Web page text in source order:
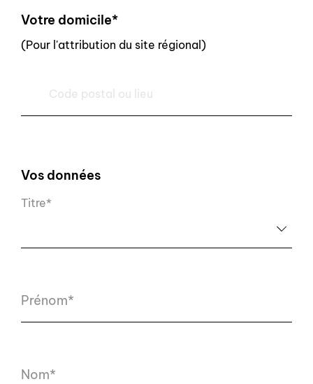
Votre domicile*
(Pour l'attribution du site régional)
Vos données
Titre*
Prénom*
Nom*